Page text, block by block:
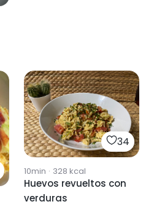
34
10min · 328 kcal
Huevos revueltos con
verduras